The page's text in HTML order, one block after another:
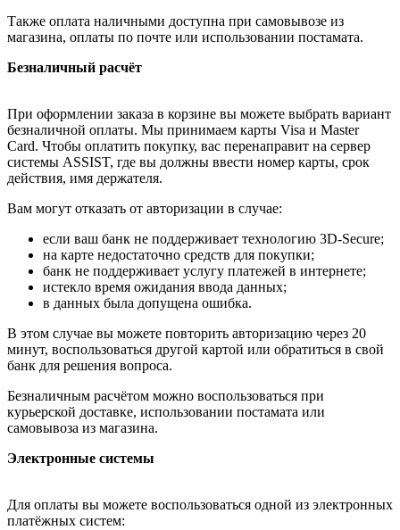
Также оплата наличными доступна при самовывозе из
магазина, оплаты по почте или использовании постамата.
Безналичный расчёт
При оформлении заказа в корзине вы можете выбрать вариант
безналичной оплаты. Мы принимаем карты Visa и Master
Card. Чтобы оплатить покупку, вас перенаправит на сервер
системы ASSIST, где вы должны ввести номер карты, срок
действия, имя держателя.
Вам могут отказать от авторизации в случае:
если ваш банк не поддерживает технологию 3D-Secure;
на карте недостаточно средств для покупки;
банк не поддерживает услугу платежей в интернете;
истекло время ожидания ввода данных;
в данных была допущена ошибка.
В этом случае вы можете повторить авторизацию через 20
минут, воспользоваться другой картой или обратиться в свой
банк для решения вопроса.
Безналичным расчётом можно воспользоваться при
курьерской доставке, использовании постамата или
самовывоза из магазина.
Электронные системы
Для оплаты вы можете воспользоваться одной из электронных
платёжных систем: